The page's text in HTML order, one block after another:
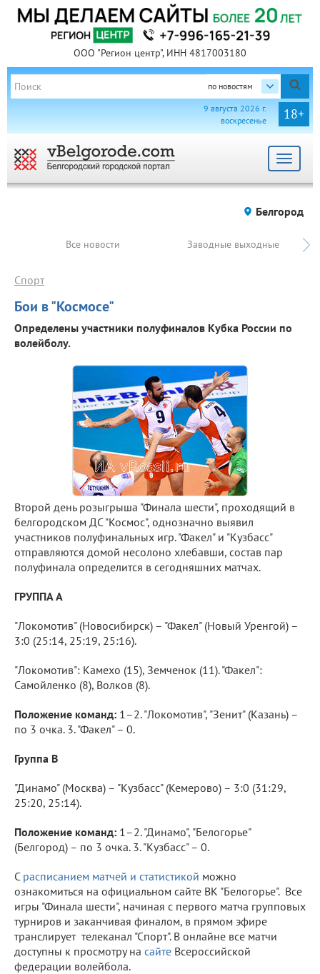
ООО "Регион центр", ИНН 4817003180
по новостям
18+
9 августа 2026 г.
воскресенье
Toggle
Белгород
Все новости Заводные выходные
Бои в "Космосе"
Спорт
Определены участники полуфиналов Кубка России по
волейболу.
Второй день розыгрыша "Финала шести", проходящий в
белгородском ДС "Космос", однозначно выявил
участников полуфинальных игр. "Факел" и "Кузбасс"
отправляются домой несолоно хлебавши, состав пар
полуфинала определится в сегодняшних матчах.
ГРУППА A
"Локомотив" (Новосибирск) – "Факел" (Новый Уренгой) –
3:0 (25:14, 25:19, 25:16).
"Локомотив": Камехо (15), Земченок (11). "Факел":
Самойленко (8), Волков (8).
Положение команд: 1–2. "Локомотив", "Зенит" (Казань) –
по 3 очка. 3. "Факел" – 0.
Группа B
"Динамо" (Москва) – "Кузбасс" (Кемерово) – 3:0 (31:29,
25:20, 25:14).
Положение команд: 1–2. "Динамо", "Белогорье"
(Белгород) – по 3 очка. 3. "Кузбасс" – 0.
С расписанием матчей и статистикой можно
ознакомиться на официальном сайте ВК "Белогорье". Все
игры "Финала шести", начиная с первого матча групповых
турниров и заканчивая финалом, в прямом эфире
транслирует телеканал "Спорт". В онлайне все матчи
доступны к просмотру на сайте Всероссийской
федерации волейбола.